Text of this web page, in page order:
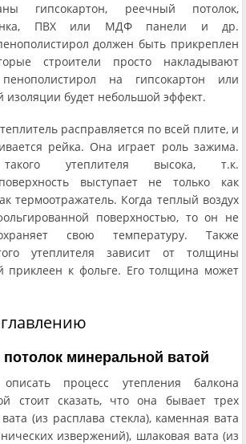
гипсокартон, реечный потолок,
ПВХ или МДФ панели и др.
должен быть прикреплен
строители просто накладывают
на гипсокартон или
изоляции будет небольшой эффект.
расправляется по всей плите, и
рейка. Она играет роль зажима.
такого утеплителя высока, т.к.
выступает не только как
термоотражатель. Когда теплый воздух
поверхностью, то он не
свою температуру. Также
утеплителя зависит от толщины
приклеен к фольге. Его толщина может
потолок минеральной ватой
процесс утепления балкона
стоит сказать, что она бывает трех
(из расплава стекла), каменная вата
извержений), шлаковая вата (из